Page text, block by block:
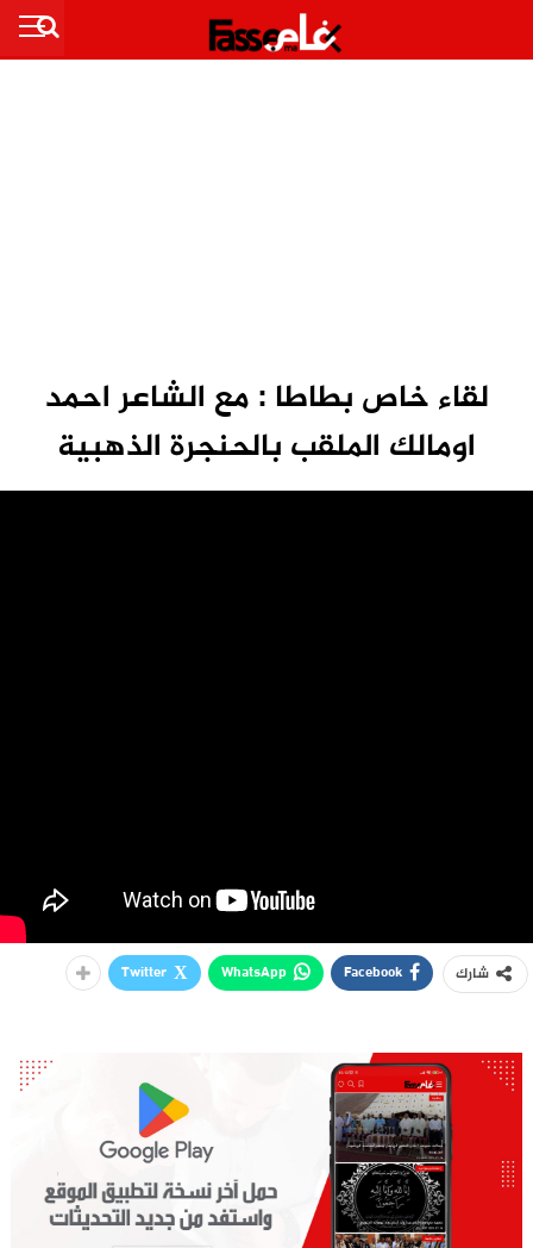
لقاء خاص بطاطا : مع الشاعر احمد
اومالك الملقب بالحنجرة الذهبية
شارك Facebook
WhatsApp
Twitter